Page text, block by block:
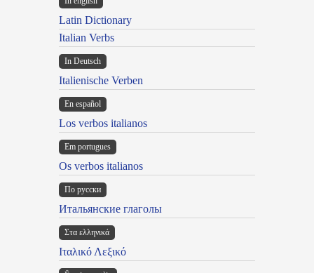
Latin Dictionary
Italian Verbs
In Deutsch
Italienische Verben
En español
Los verbos italianos
Em portugues
Os verbos italianos
По русски
Итальянские глаголы
Στα ελληνικά
Ιταλικό Λεξικό